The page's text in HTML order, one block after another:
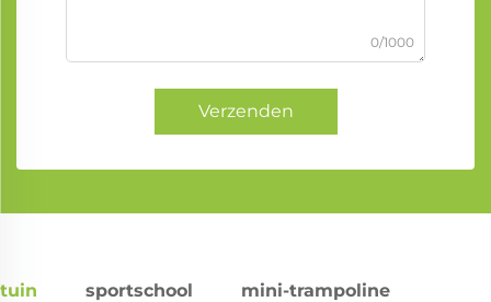
0/1000
Verzenden
tuin sportschool mini-trampoline